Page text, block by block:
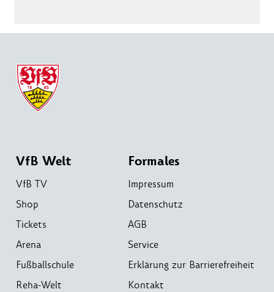
VfB Welt
VfB TV
Shop
Tickets
Arena
Fußballschule
Reha-Welt
Formales
Impressum
Datenschutz
AGB
Service
Erklärung zur Barrierefreiheit
Kontakt